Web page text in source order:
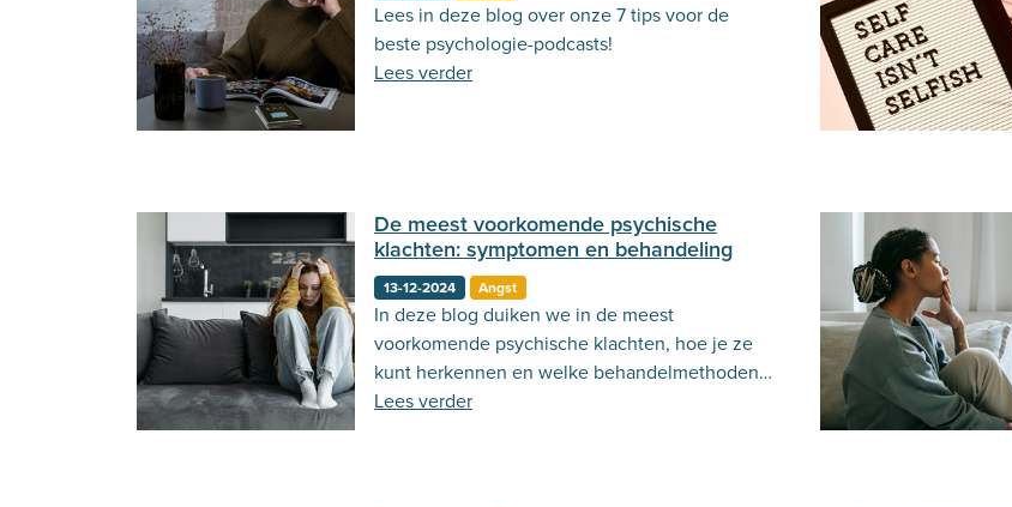
Lees in deze blog over onze 7 tips voor de
beste psychologie-podcasts!
Lees verder
De meest voorkomende psychische
klachten: symptomen en behandeling
13-12-2024 Angst
In deze blog duiken we in de meest
voorkomende psychische klachten, hoe je ze
kunt herkennen en welke behandelmethoden
helpen om weer balans te vinden.
Lees verder